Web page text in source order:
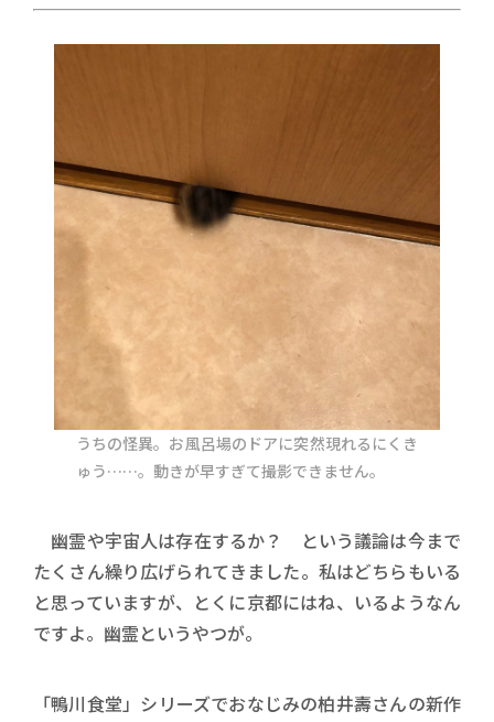
うちの怪異。お風呂場のドアに突然現れるにくき
ゅう……。動きが早すぎて撮影できません。
幽霊や宇宙人は存在するか？ という議論は今まで
たくさん繰り広げられてきました。私はどちらもいる
と思っていますが、とくに京都にはね、いるようなん
ですよ。幽霊というやつが。
「鴨川食堂」シリーズでおなじみの柏井壽さんの新作